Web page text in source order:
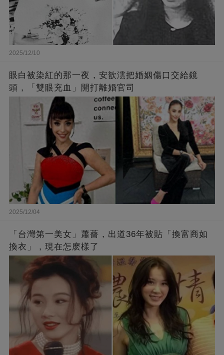
2025/12/10
眼白被染紅的那一夜，安歆澐把婚姻傷口交給鏡
頭，「雙眼充血」開打離婚官司
2025/12/04
「台灣第一美女」蕭薔，出道36年被貼「換富商如
換衣」，現在怎麽樣了